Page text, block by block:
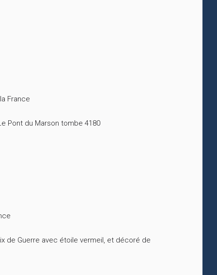
France
Pont du Marson tombe 4180
de Guerre avec étoile vermeil, et décoré de